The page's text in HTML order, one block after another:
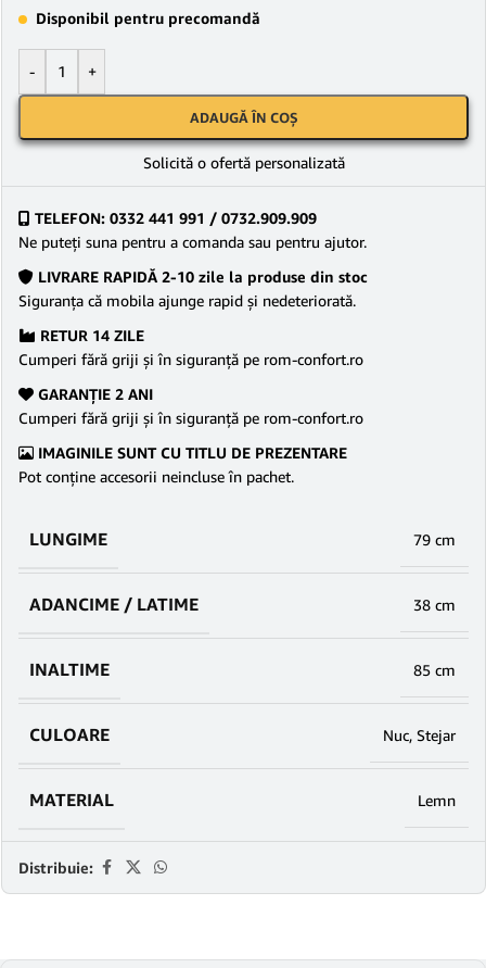
Disponibil pentru precomandă
- +
ADAUGĂ ÎN COȘ
Solicită o ofertă personalizată
TELEFON: 0332 441 991 / 0732.909.909
Ne puteţi suna pentru a comanda sau pentru ajutor.
LIVRARE RAPIDĂ 2-10 zile la produse din stoc
Siguranţa că mobila ajunge rapid şi nedeteriorată.
RETUR 14 ZILE
Cumperi fără griji şi în siguranţă pe rom-confort.ro
GARANŢIE 2 ANI
Cumperi fără griji şi în siguranţă pe rom-confort.ro
IMAGINILE SUNT CU TITLU DE PREZENTARE
Pot conține accesorii neincluse în pachet.
LUNGIME 79 cm
ADANCIME / LATIME 38 cm
INALTIME 85 cm
CULOARE Nuc, Stejar
MATERIAL Lemn
Distribuie: